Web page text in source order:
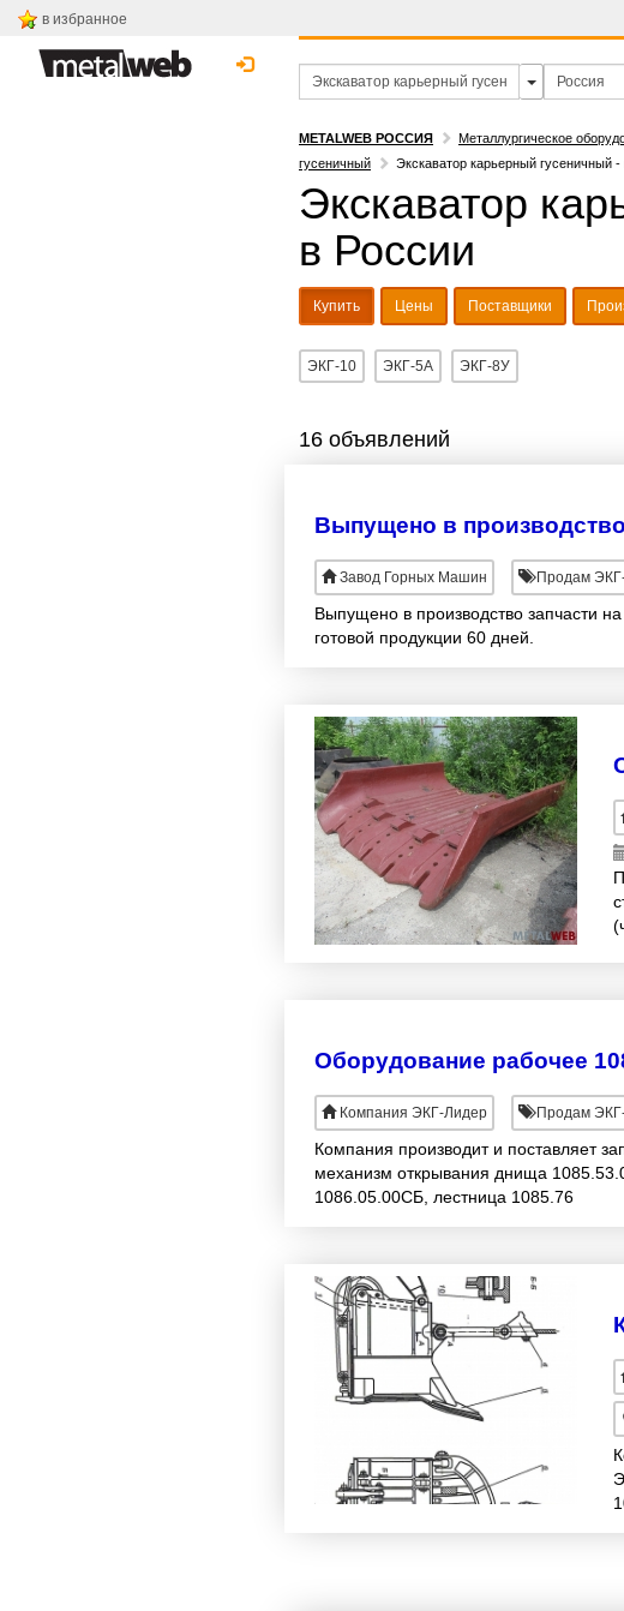
в избранное
METALWEB РОССИЯ Металлургическое
гусеничный
Экскаватор карьерный гусеничный -
Экскаватор
в России
Купить Цены Поставщики
ЭКГ-10 ЭКГ-5А ЭКГ-8У
16 объявлений
Завод Горных Машин Продам
Выпущено в производство запчасти
готовой продукции 60 дней.
Оборудование рабочее
Компания ЭКГ-Лидер Продам
Компания производит и поставляет
механизм открывания днища
1086.05.00СБ, лестница 1085.76